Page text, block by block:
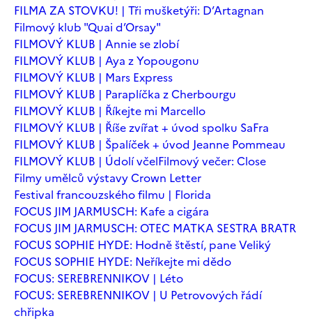
FILMA ZA STOVKU! | Tři mušketýři: D’Artagnan
Filmový klub "Quai d’Orsay"
FILMOVÝ KLUB | Annie se zlobí
FILMOVÝ KLUB | Aya z Yopougonu
FILMOVÝ KLUB | Mars Express
FILMOVÝ KLUB | Paraplíčka z Cherbourgu
FILMOVÝ KLUB | Říkejte mi Marcello
FILMOVÝ KLUB | Říše zvířat + úvod spolku SaFra
FILMOVÝ KLUB | Špalíček + úvod Jeanne Pommeau
FILMOVÝ KLUB | Údolí včelFilmový večer: Close
Filmy umělců výstavy Crown Letter
Festival francouzského filmu | Florida
FOCUS JIM JARMUSCH: Kafe a cigára
FOCUS JIM JARMUSCH: OTEC MATKA SESTRA BRATR
FOCUS SOPHIE HYDE: Hodně štěstí, pane Veliký
FOCUS SOPHIE HYDE: Neříkejte mi dědo
FOCUS: SEREBRENNIKOV | Léto
FOCUS: SEREBRENNIKOV | U Petrovových řádí
chřipka